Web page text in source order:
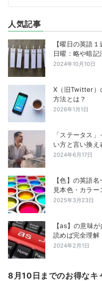
人気記事
【曜日の英語
日曜：略や暗記
2024年10月10日
X（旧Twitter）
方法とは？
2026年1月1日
「ステータス
い方と言い換え
2024年6月17日
【色】の英語
見本色・カラー
2025年3月23日
【as】の意味
読めば完全理解
2024年2月1日
8月10日までのお得なキ